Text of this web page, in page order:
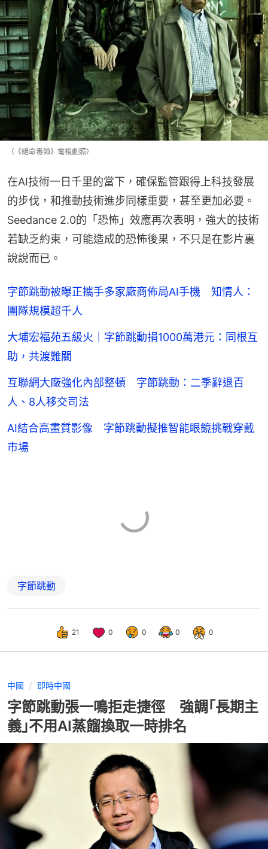
（《絕命毒師》電視劇照）
在AI技術一日千里的當下，確保監管跟得上科技發展
的步伐，和推動技術進步同樣重要，甚至更加必要。
Seedance 2.0的「恐怖」效應再次表明，強大的技術
若缺乏約束，可能造成的恐怖後果，不只是在影片裏
說說而已。
字節跳動被曝正攜手多家廠商佈局AI手機 知情人：
團隊規模超千人
大埔宏福苑五級火｜字節跳動捐1000萬港元：同根互
助，共渡難關
互聯網大廠強化內部整頓 字節跳動：二季辭退百
人、8人移交司法
AI結合高畫質影像 字節跳動擬推智能眼鏡挑戰穿戴
市場
字節跳動
21 0 0 0 0
中國 即時中國
字節跳動張一鳴拒走捷徑 強調｢長期主
義｣不用AI蒸餾換取一時排名